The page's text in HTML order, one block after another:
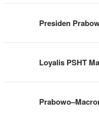
Presiden
Loyalis PSHT